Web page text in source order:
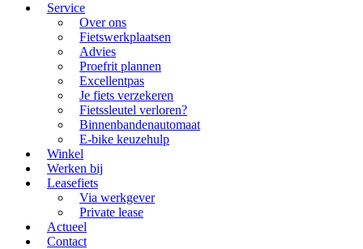
Service
Over ons
Fietswerkplaatsen
Advies
Proefrit plannen
Excellentpas
Je fiets verzekeren
Fietssleutel verloren?
Binnenbandenautomaat
E-bike keuzehulp
Winkel
Werken bij
Leasefiets
Via werkgever
Private lease
Actueel
Contact